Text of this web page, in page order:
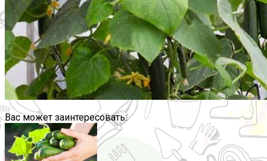
Вас может заинтересовать: